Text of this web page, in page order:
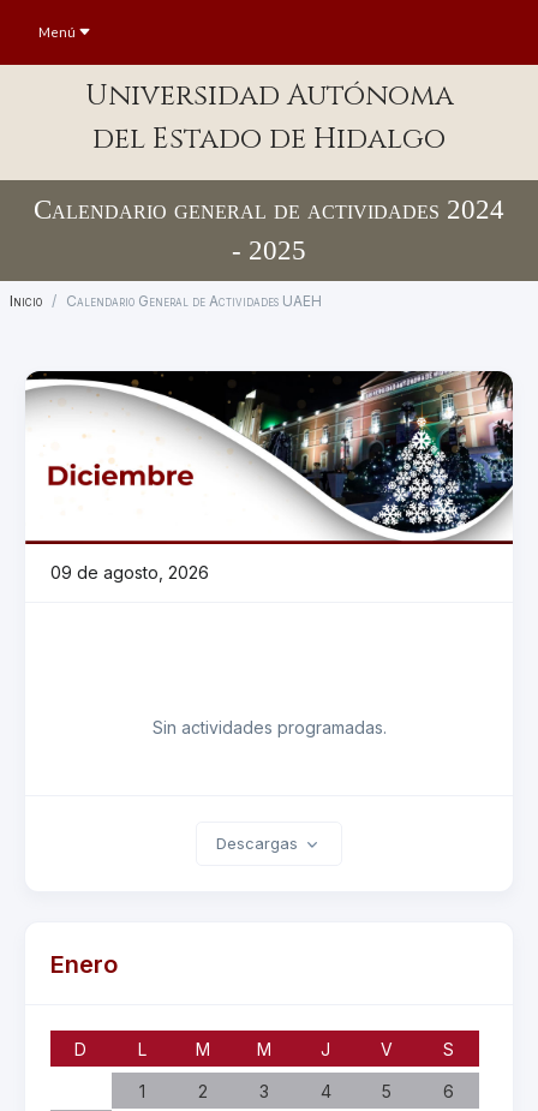
Menú
Universidad Autónoma
del Estado de Hidalgo
Calendario general de actividades 2024
- 2025
Inicio Calendario General de Actividades UAEH
09 de agosto, 2026
Sin actividades programadas.
Descargas
Enero
D L M M J V S
1 2 3 4 5
6